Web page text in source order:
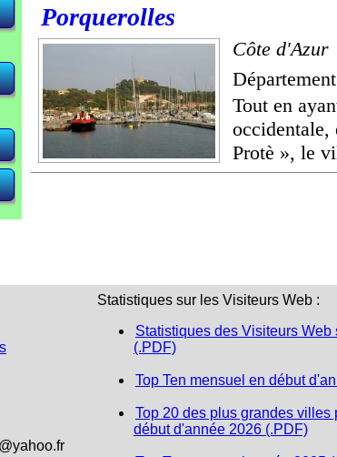
Porquerolles
Côte d'Azur
Tout en
occidentale,
Protè », le
Statistiques sur les Visiteurs Web :
Statistiques des Visiteurs Web
(.PDF)
Top Ten mensuel en début
Top 20 des plus grandes villes
début d'année 2026 (.PDF)